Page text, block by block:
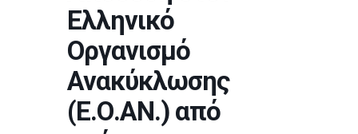
Ελληνικό
Οργανισμό
Ανακύκλωσης
(Ε.Ο.ΑΝ.) από